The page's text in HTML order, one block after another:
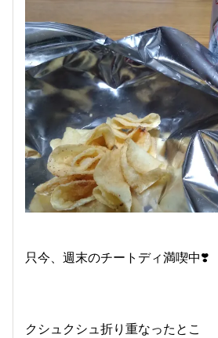
只今、週末のチートディ満喫中❣️
クシュクシュ折り重なったとこ